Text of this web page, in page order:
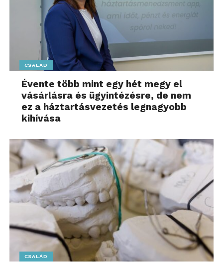
CSALÁD
Évente több mint egy hét megy el
vásárlásra és ügyintézésre, de nem
ez a háztartásvezetés legnagyobb
kihívása
CSALÁD